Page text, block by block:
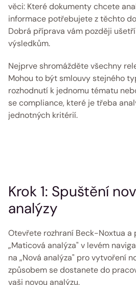
věci: Které dokumenty chcete
informace potřebujete z těchto
Dobrá příprava vám později
výsledkům.
Nejprve shromážděte všechny
Mohou to být smlouvy stejného
rozhodnutí k jednomu tématu
se compliance, které je třeba
jednotných kritérií.
Krok 1: Spuštění
analýzy
Otevřete rozhraní Beck-Noxtua a
„Maticová analýza" v levém
na „Nová analýza" pro vytvoření
způsobem se dostanete do
vaši novou analýzu.